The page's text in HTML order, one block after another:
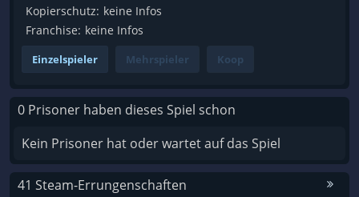
Kopierschutz: keine Infos
Franchise: keine Infos
Einzelspieler Mehrspieler Koop
0 Prisoner haben dieses Spiel schon
Kein Prisoner hat oder wartet auf das Spiel
41 Steam-Errungenschaften